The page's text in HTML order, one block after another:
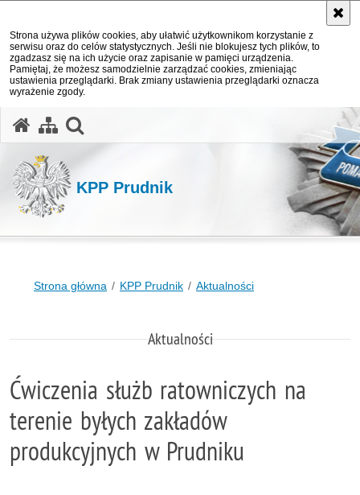
Strona używa plików cookies, aby ułatwić użytkownikom korzystanie z
serwisu oraz do celów statystycznych. Jeśli nie blokujesz tych plików, to
zgadzasz się na ich użycie oraz zapisanie w pamięci urządzenia.
Pamiętaj, że możesz samodzielnie zarządzać cookies, zmieniając
ustawienia przeglądarki. Brak zmiany ustawienia przeglądarki oznacza
wyrażenie zgody.
KPP Prudnik
Strona główna KPP Prudnik Aktualności
Aktualności
Ćwiczenia służb ratowniczych na
terenie byłych zakładów
produkcyjnych w Prudniku